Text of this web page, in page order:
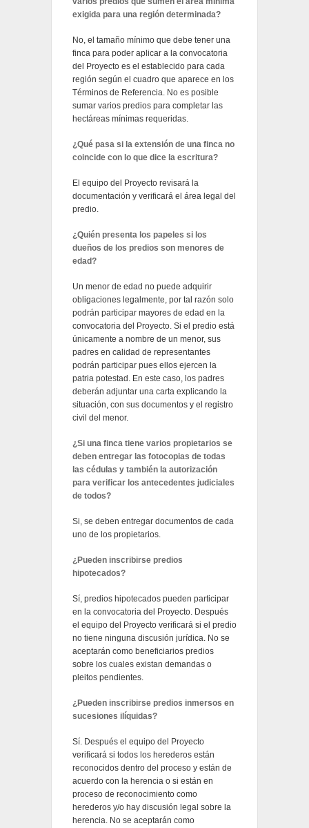
exigida para una región determinada?
No, el tamaño mínimo que debe tener una
finca para poder aplicar a la convocatoria
del Proyecto es el establecido para cada
región según el cuadro que aparece en los
Términos de Referencia. No es posible
sumar varios predios para completar las
hectáreas mínimas requeridas.
¿Qué pasa si la extensión de una finca no
coincide con lo que dice la escritura?
El equipo del Proyecto revisará la
documentación y verificará el área legal del
predio.
¿Quién presenta los papeles si los
dueños de los predios son menores de
edad?
Un menor de edad no puede adquirir
obligaciones legalmente, por tal razón solo
podrán participar mayores de edad en la
convocatoria del Proyecto. Si el predio está
únicamente a nombre de un menor, sus
padres en calidad de representantes
podrán participar pues ellos ejercen la
patria potestad. En este caso, los padres
deberán adjuntar una carta explicando la
situación, con sus documentos y el registro
civil del menor.
¿Si una finca tiene varios propietarios se
deben entregar las fotocopias de todas
las cédulas y también la autorización
para verificar los antecedentes judiciales
de todos?
Si, se deben entregar documentos de cada
uno de los propietarios.
¿Pueden inscribirse predios
hipotecados?
Sí, predios hipotecados pueden participar
en la convocatoria del Proyecto. Después
el equipo del Proyecto verificará si el predio
no tiene ninguna discusión jurídica. No se
aceptarán como beneficiarios predios
sobre los cuales existan demandas o
pleitos pendientes.
¿Pueden inscribirse predios inmersos en
sucesiones ilíquidas?
Sí. Después el equipo del Proyecto
verificará si todos los herederos están
reconocidos dentro del proceso y están de
acuerdo con la herencia o si están en
proceso de reconocimiento como
herederos y/o hay discusión legal sobre la
herencia. No se aceptarán como